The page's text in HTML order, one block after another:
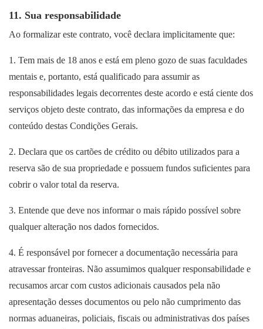
11. Sua responsabilidade
Ao formalizar este contrato, você declara implicitamente que:
1. Tem mais de 18 anos e está em pleno gozo de suas faculdades
mentais e, portanto, está qualificado para assumir as
responsabilidades legais decorrentes deste acordo e está ciente dos
serviços objeto deste contrato, das informações da empresa e do
conteúdo destas Condições Gerais.
2. Declara que os cartões de crédito ou débito utilizados para a
reserva são de sua propriedade e possuem fundos suficientes para
cobrir o valor total da reserva.
3. Entende que deve nos informar o mais rápido possível sobre
qualquer alteração nos dados fornecidos.
4. É responsável por fornecer a documentação necessária para
atravessar fronteiras. Não assumimos qualquer responsabilidade e
recusamos arcar com custos adicionais causados pela não
apresentação desses documentos ou pelo não cumprimento das
normas aduaneiras, policiais, fiscais ou administrativas dos países